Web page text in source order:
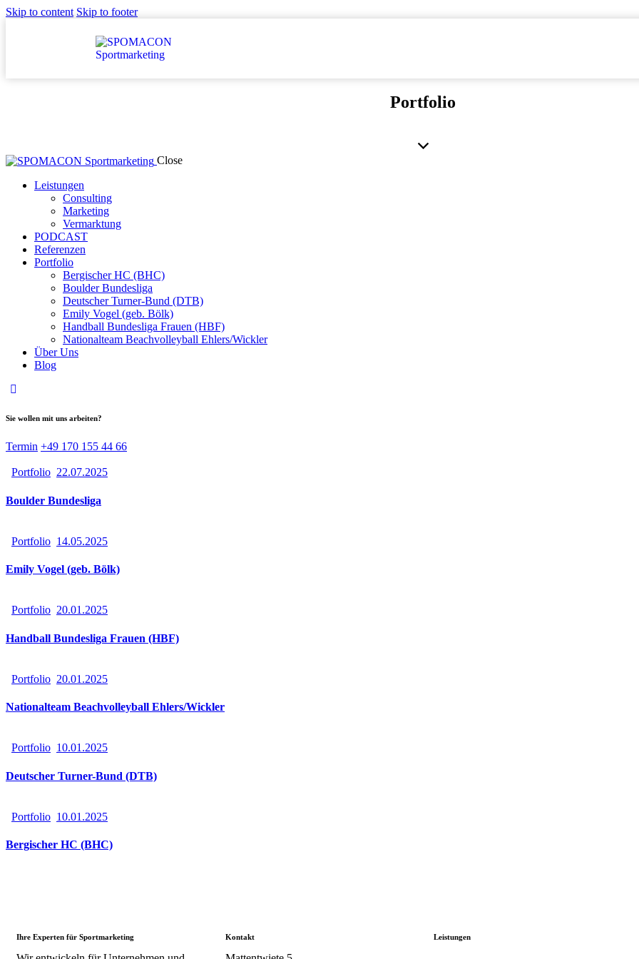
Skip to content Skip to footer
Portfolio
Close
Leistungen
Consulting
Marketing
Vermarktung
PODCAST
Referenzen
Portfolio
Bergischer HC (BHC)
Boulder Bundesliga
Deutscher Turner-Bund (DTB)
Emily Vogel (geb. Bölk)
Handball Bundesliga Frauen (HBF)
Nationalteam Beachvolleyball Ehlers/Wickler
Über Uns
Blog
Sie wollen mit uns arbeiten?
Termin +49 170 155 44 66
Portfolio 22.07.2025
Boulder Bundesliga
Portfolio 14.05.2025
Emily Vogel (geb. Bölk)
Portfolio 20.01.2025
Handball Bundesliga Frauen (HBF)
Portfolio 20.01.2025
Nationalteam Beachvolleyball Ehlers/Wickler
Portfolio 10.01.2025
Deutscher Turner-Bund (DTB)
Portfolio 10.01.2025
Bergischer HC (BHC)
Ihre Experten für Sportmarketing Kontakt Leistungen